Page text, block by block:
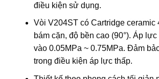
điều kiện sử dụng.
Vòi V204ST có Cartridge ceramic
bám cặn, độ bền cao (90°). Áp
vào 0.05MPa ~ 0.75MPa. Đảm
trong điều kiện áp lực thấp.